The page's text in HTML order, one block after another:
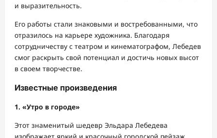
и выразительность.
Его работы стали знаковыми и востребованными, что
отразилось на карьере художника. Благодаря
сотрудничеству с театром и кинематографом, Лебедев
смог раскрыть свой потенциал и достичь новых высот
в своем творчестве.
Известные произведения
1. «Утро в городе»
Этот знаменитый шедевр Эльдара Лебедева